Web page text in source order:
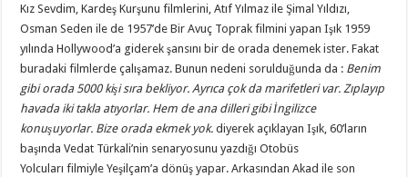
Kız Sevdim, Kardeş Kurşunu filmlerini, Atıf Yılmaz ile Şimal Yıldızı,
Osman Seden ile de 1957’de Bir Avuç Toprak filmini yapan Işık 1959
yılında Hollywood’a giderek şansını bir de orada denemek ister. Fakat
buradaki filmlerde çalışamaz. Bunun nedeni sorulduğunda da : Benim
gibi orada 5000 kişi sıra bekliyor. Ayrıca çok da marifetleri var. Zıplayıp
havada iki takla atıyorlar. Hem de ana dilleri gibi İngilizce
konuşuyorlar. Bize orada ekmek yok. diyerek açıklayan Işık, 60’ların
başında Vedat Türkali’nin senaryosunu yazdığı Otobüs
Yolcuları filmiyle Yeşilçam’a dönüş yapar. Arkasından Akad ile son